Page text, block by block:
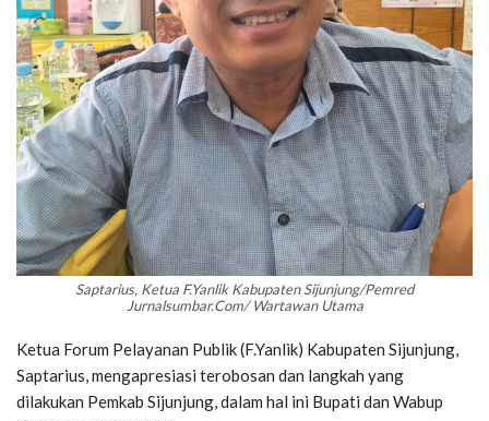
Saptarius, Ketua F.Yanlik Kabupaten Sijunjung/Pemred
Jurnalsumbar.Com/ Wartawan Utama
Ketua Forum Pelayanan Publik (F.Yanlik) Kabupaten Sijunjung,
Saptarius, mengapresiasi terobosan dan langkah yang
dilakukan Pemkab Sijunjung, dalam hal ini Bupati dan Wabup